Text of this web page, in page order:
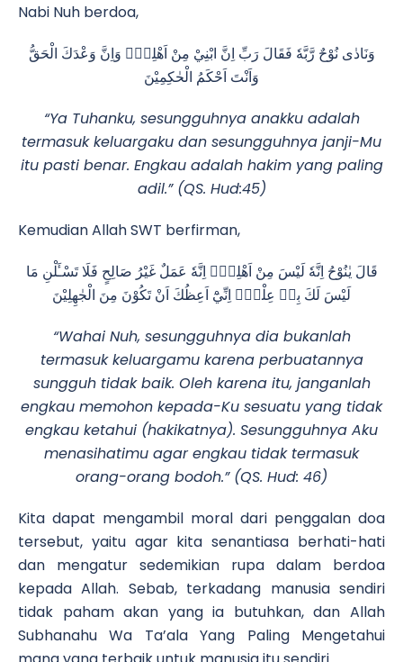
Nabi Nuh berdoa,
وَنَادٰى نُوْحٌ رَّبَّهٗ فَقَالَ رَبِّ اِنَّ ابْنِيْ مِنْ اَهْلِيْۚ وَاِنَّ وَعْدَكَ الْحَقُّ
وَاَنْتَ اَحْكَمُ الْحٰكِمِيْنَ
“Ya Tuhanku, sesungguhnya anakku adalah
termasuk keluargaku dan sesungguhnya janji-Mu
itu pasti benar. Engkau adalah hakim yang paling
adil.” (QS. Hud:45)
Kemudian Allah SWT berfirman,
قَالَ يٰنُوْحُ اِنَّهٗ لَيْسَ مِنْ اَهْلِكَۚ اِنَّهٗ عَمَلٌ غَيْرُ صَالِحٍ فَلَا تَسْـَٔلْنِ مَا
لَيْسَ لَكَ بِهٖ عِلْمٌۗ اِنِّيْٓ اَعِظُكَ اَنْ تَكُوْنَ مِنَ الْجٰهِلِيْنَ
“Wahai Nuh, sesungguhnya dia bukanlah
termasuk keluargamu karena perbuatannya
sungguh tidak baik. Oleh karena itu, janganlah
engkau memohon kepada-Ku sesuatu yang tidak
engkau ketahui (hakikatnya). Sesungguhnya Aku
menasihatimu agar engkau tidak termasuk
orang-orang bodoh.” (QS. Hud: 46)
Kita dapat mengambil moral dari penggalan doa
tersebut, yaitu agar kita senantiasa berhati-hati
dan mengatur sedemikian rupa dalam berdoa
kepada Allah. Sebab, terkadang manusia sendiri
tidak paham akan yang ia butuhkan, dan Allah
Subhanahu Wa Ta’ala Yang Paling Mengetahui